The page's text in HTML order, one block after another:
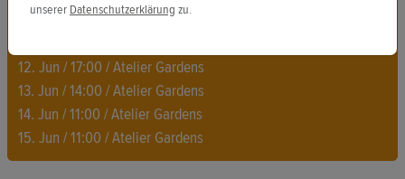
Light – Ein Blick auf Serbiens Protestbewegung
12. Jun / 17:00 / Atelier Gardens
13. Jun / 14:00 / Atelier Gardens
14. Jun / 11:00 / Atelier Gardens
15. Jun / 11:00 / Atelier Gardens
unserer Datenschutzerklärung zu.